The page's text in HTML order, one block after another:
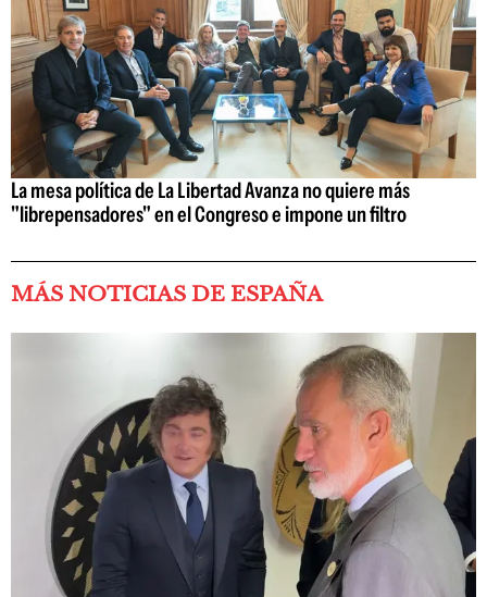
La mesa política de La Libertad Avanza no quiere más
"librepensadores" en el Congreso e impone un filtro
MÁS NOTICIAS DE ESPAÑA